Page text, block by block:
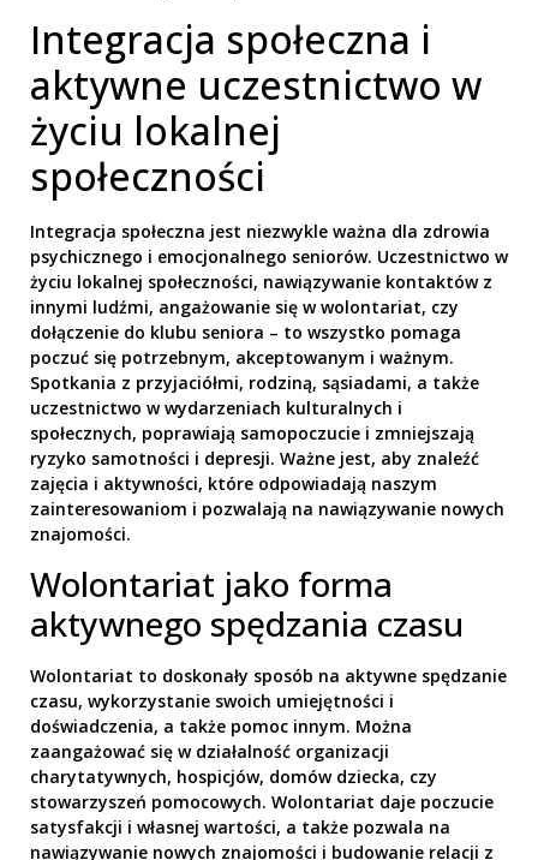
Integracja społeczna i
aktywne uczestnictwo w
życiu lokalnej
społeczności
Integracja społeczna jest niezwykle ważna dla zdrowia
psychicznego i emocjonalnego seniorów. Uczestnictwo w
życiu lokalnej społeczności, nawiązywanie kontaktów z
innymi ludźmi, angażowanie się w wolontariat, czy
dołączenie do klubu seniora – to wszystko pomaga
poczuć się potrzebnym, akceptowanym i ważnym.
Spotkania z przyjaciółmi, rodziną, sąsiadami, a także
uczestnictwo w wydarzeniach kulturalnych i
społecznych, poprawiają samopoczucie i zmniejszają
ryzyko samotności i depresji. Ważne jest, aby znaleźć
zajęcia i aktywności, które odpowiadają naszym
zainteresowaniom i pozwalają na nawiązywanie nowych
znajomości.
Wolontariat jako forma
aktywnego spędzania czasu
Wolontariat to doskonały sposób na aktywne spędzanie
czasu, wykorzystanie swoich umiejętności i
doświadczenia, a także pomoc innym. Można
zaangażować się w działalność organizacji
charytatywnych, hospicjów, domów dziecka, czy
stowarzyszeń pomocowych. Wolontariat daje poczucie
satysfakcji i własnej wartości, a także pozwala na
nawiązywanie nowych znajomości i budowanie relacji z